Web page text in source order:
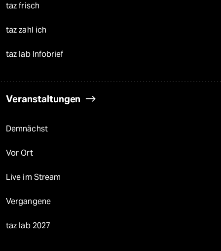
taz frisch
taz zahl ich
taz lab Infobrief
Veranstaltungen
Demnächst
Vor Ort
Live im Stream
Vergangene
taz lab 2027